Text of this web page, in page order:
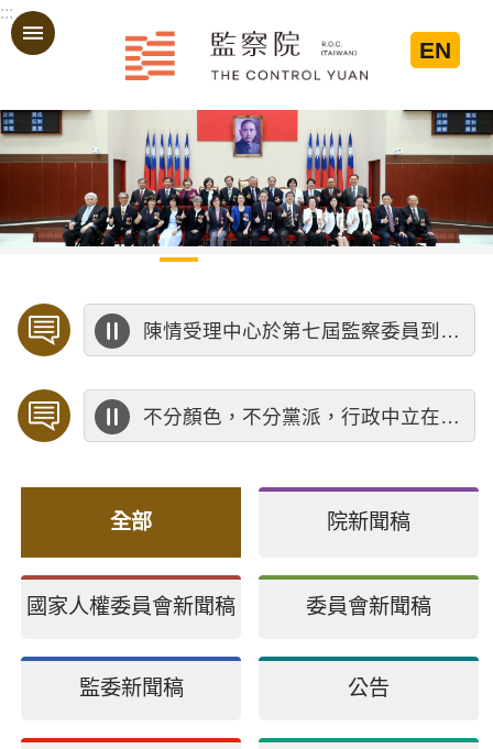
跳到主要內容區塊
:::
EN
:::
陳情受理中心於第七屆監察委員到任前受理陳情公告
不分顏色，不分黨派，行政中立在於心中的那把公正尺-考試院公務人員保障暨培訓委員會提醒您。
全部 院新聞稿
國家人權委員會新聞稿 委員會新聞稿
監委新聞稿 公告